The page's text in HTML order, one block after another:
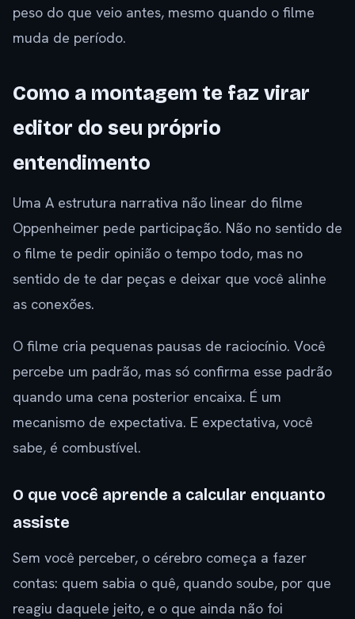
peso do que veio antes, mesmo quando o filme
muda de período.
Como a montagem te faz virar
editor do seu próprio
entendimento
Uma A estrutura narrativa não linear do filme
Oppenheimer pede participação. Não no sentido de
o filme te pedir opinião o tempo todo, mas no
sentido de te dar peças e deixar que você alinhe
as conexões.
O filme cria pequenas pausas de raciocínio. Você
percebe um padrão, mas só confirma esse padrão
quando uma cena posterior encaixa. É um
mecanismo de expectativa. E expectativa, você
sabe, é combustível.
O que você aprende a calcular enquanto
assiste
Sem você perceber, o cérebro começa a fazer
contas: quem sabia o quê, quando soube, por que
reagiu daquele jeito, e o que ainda não foi